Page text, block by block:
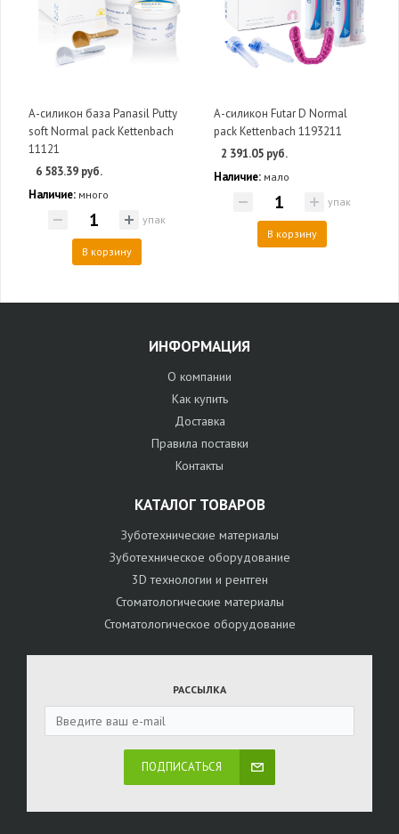
А-силикон база Panasil Putty
soft Normal pack Kettenbach
11121
6 583.39 руб.
Наличие: много
упак
В корзину
А-силикон Futar D Normal
pack Kettenbach 1193211
2 391.05 руб.
Наличие: мало
упак
В корзину
ИНФОРМАЦИЯ
О компании
Как купить
Доставка
Правила поставки
Контакты
КАТАЛОГ ТОВАРОВ
Зуботехнические материалы
Зуботехническое оборудование
3D технологии и рентген
Стоматологические материалы
Стоматологическое оборудование
РАССЫЛКА
ПОДПИСАТЬСЯ